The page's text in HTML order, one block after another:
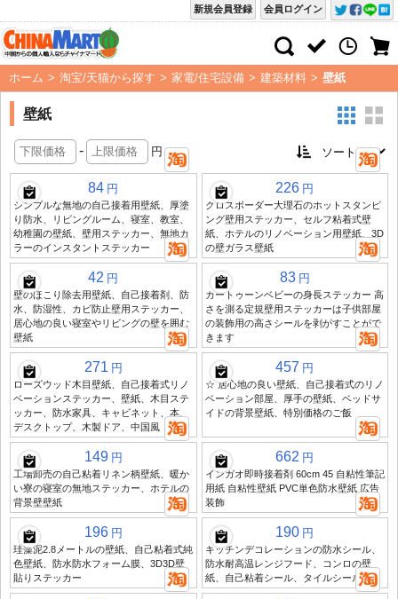
会員ログイン
新規会員登録
ホーム > 淘宝/天猫から探す > 家電/住宅設備 > 建築材料 > 壁紙
壁紙
- 円
84 円
シンプルな無地の自己接着用壁紙、厚塗
り防水、リビングルーム、寝室、教室、
幼稚園の壁紙、壁用ステッカー、無地カ
ラーのインスタントステッカー
226 円
クロスボーダー大理石のホットスタンピ
ング壁用ステッカー、セルフ粘着式壁
紙、ホテルのリノベーション用壁紙、3D
の壁ガラス壁紙
42 円
壁のほこり除去用壁紙、自己接着剤、防
水、防湿性、カビ防止壁用ステッカー、
居心地の良い寝室やリビングの壁を囲む
壁紙
83 円
カートゥーンベビーの身長ステッカー 高
さを測る定規壁用ステッカーは子供部屋
の装飾用の高さシールを剥がすことがで
きます
271 円
ローズウッド木目壁紙、自己接着式リノ
ベーションステッカー、壁紙、木目ステ
ッカー、防水家具、キャビネット、本、
デスクトップ、木製ドア、中国風
457 円
☆ 居心地の良い壁紙、自己接着式のリノ
ベーション部屋、厚手の壁紙、ベッドサ
イドの背景壁紙、特別価格のご飯
149 円
工場卸売の自己粘着リネン柄壁紙、暖か
い寮の寝室の無地ステッカー、ホテルの
背景壁壁紙
662 円
インガオ即時接着剤 60cm 45 自粘性筆記
用紙 自粘性壁紙 PVC単色防水壁紙 広告
装飾
196 円
珪藻泥2.8メートルの壁紙、自己粘着式純
色壁紙、防水防水フォーム膜、3D3D壁
貼りステッカー
190 円
キッチンデコレーションの防水シール、
防水耐高温レンジフード、コンロの壁
紙、自己粘着シール、タイルシール